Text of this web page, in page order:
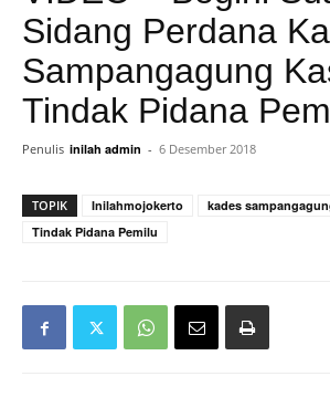
Sidang Perdana
Sampangagung
Tindak Pidana
Penulis inilah admin - 6 Desember 2018
TOPIK Inilahmojokerto kades
Tindak Pidana Pemilu